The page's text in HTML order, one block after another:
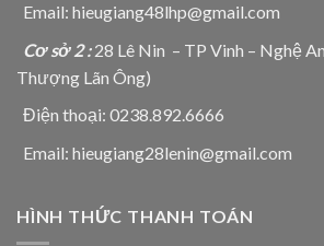
Email: hieugiang48lhp@gmail.com
Cơ sở 2 :28 Lê Nin – TP Vinh – Nghệ
Thượng Lãn Ông)
Điện thoại: 0238.892.6666
Email: hieugiang28lenin@gmail.com
HÌNH THỨC THANH TOÁN